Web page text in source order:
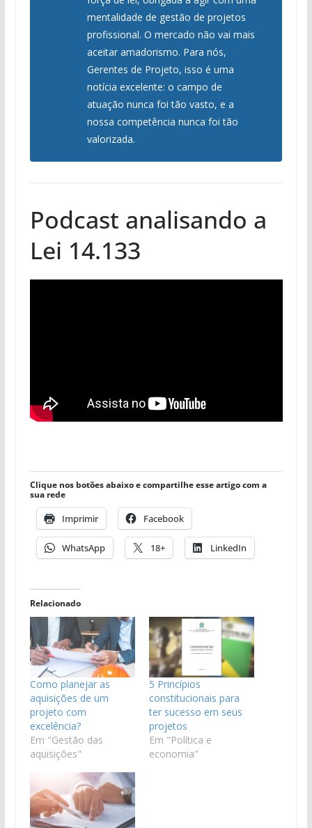
mentalidade de gestão de projetos
profissional. O mercado não vai mais
aceitar amadorismo. Para nós,
Gerentes de Projeto, isso é uma
notícia excelente: o campo de
atuação nunca foi tão vasto, e a
nossa competência nunca foi tão
valorizada.
Podcast analisando a
Lei 14.133
Clique nos botões abaixo e compartilhe esse artigo com a
sua rede
Imprimir Facebook
WhatsApp 18+ LinkedIn
Relacionado
Como planejar as
aquisições de um
projeto com
excelência?
Em "Gestão das
aquisições"
5 Princípios
constitucionais para
ter sucesso em seus
projetos
Em "Política e
economia"